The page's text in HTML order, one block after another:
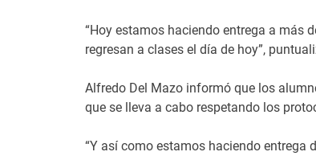
“Hoy estamos haciendo entrega a más
regresan a clases el día de hoy”,
Alfredo Del Mazo informó que los
que se lleva a cabo respetando los
“Y así como estamos haciendo entrega